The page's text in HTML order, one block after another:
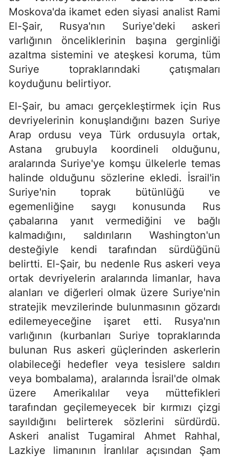
Moskova'da ikamet eden siyasi analist Rami
El-Şair, Rusya'nın Suriye'deki askeri
varlığının önceliklerinin başına gerginliği
azaltma sistemini ve ateşkesi koruma, tüm
Suriye topraklarındaki çatışmaları
koyduğunu belirtiyor.
El-Şair, bu amacı gerçekleştirmek için Rus
devriyelerinin konuşlandığını bazen Suriye
Arap ordusu veya Türk ordusuyla ortak,
Astana grubuyla koordineli olduğunu,
aralarında Suriye'ye komşu ülkelerle temas
halinde olduğunu sözlerine ekledi. İsrail'in
Suriye'nin toprak bütünlüğü ve
egemenliğine saygı konusunda Rus
çabalarına yanıt vermediğini ve bağlı
kalmadığını, saldırıların Washington'un
desteğiyle kendi tarafından sürdüğünü
belirtti. El-Şair, bu nedenle Rus askeri veya
ortak devriyelerin aralarında limanlar, hava
alanları ve diğerleri olmak üzere Suriye'nin
stratejik mevzilerinde bulunmasının gözardı
edilemeyeceğine işaret etti. Rusya'nın
varlığının (kurbanları Suriye topraklarında
bulunan Rus askeri güçlerinden askerlerin
olabileceği hedefler veya tesislere saldırı
veya bombalama), aralarında İsrail'de olmak
üzere Amerikalılar veya müttefikleri
tarafından geçilemeyecek bir kırmızı çizgi
sayıldığını belirterek sözlerini sürdürdü.
Askeri analist Tugamiral Ahmet Rahhal,
Lazkiye limanının İranlılar açısından Şam